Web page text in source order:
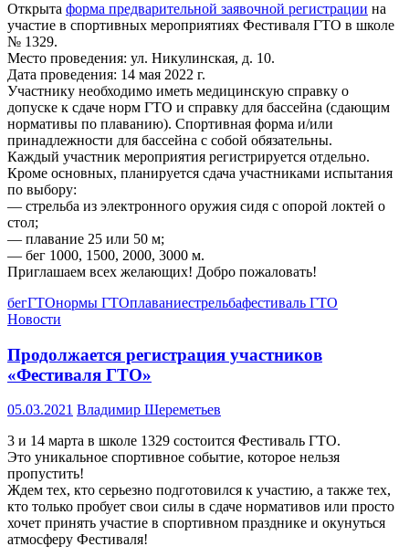
Открыта форма предварительной заявочной регистрации на
участие в спортивных мероприятиях Фестиваля ГТО в школе
№ 1329.
Место проведения: ул. Никулинская, д. 10.
Дата проведения: 14 мая 2022 г.
Участнику необходимо иметь медицинскую справку о
допуске к сдаче норм ГТО и справку для бассейна (сдающим
нормативы по плаванию). Спортивная форма и/или
принадлежности для бассейна с собой обязательны.
Каждый участник мероприятия регистрируется отдельно.
Кроме основных, планируется сдача участниками испытания
по выбору:
— стрельба из электронного оружия сидя с опорой локтей о
стол;
— плавание 25 или 50 м;
— бег 1000, 1500, 2000, 3000 м.
Приглашаем всех желающих! Добро пожаловать!
бегГТОнормы ГТОплаваниестрельбафестиваль ГТО
Новости
Продолжается регистрация участников
«Фестиваля ГТО»
05.03.2021 Владимир Шереметьев
3 и 14 марта в школе 1329 состоится Фестиваль ГТО.
Это уникальное спортивное событие, которое нельзя
пропустить!
Ждем тех, кто серьезно подготовился к участию, а также тех,
кто только пробует свои силы в сдаче нормативов или просто
хочет принять участие в спортивном празднике и окунуться
атмосферу Фестиваля!